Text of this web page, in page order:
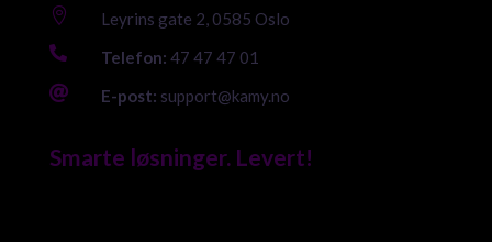
 Leyrins gate 2, 0585 Oslo
 Telefon: 47 47 47 01

E-post: support@kamy.no
Smarte løsninger. Levert!